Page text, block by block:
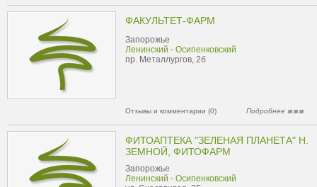
ФАКУЛЬТЕТ-ФАРМ
Запорожье
Ленинский - Осипенковский
пр. Металлургов, 2б
Отзывы и комментарии (0) Подробнее
ФИТОАПТЕКА "ЗЕЛЕНАЯ ПЛАНЕТА" Н.
ЗЕМНОЙ, ФИТОФАРМ
Запорожье
Ленинский - Осипенковский